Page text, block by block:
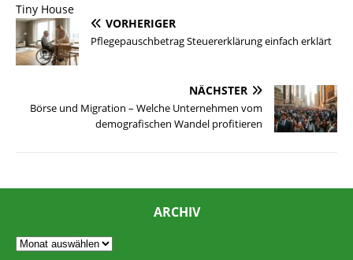
Tiny House
VORHERIGER
Pflegepauschbetrag Steuererklärung einfach erklärt
NÄCHSTER
Börse und Migration – Welche Unternehmen vom
demografischen Wandel profitieren
ARCHIV